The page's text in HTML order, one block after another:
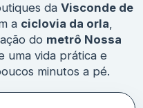
da Visconde de
a ciclovia da orla,
do metrô Nossa
uma vida prática e
minutos a pé.